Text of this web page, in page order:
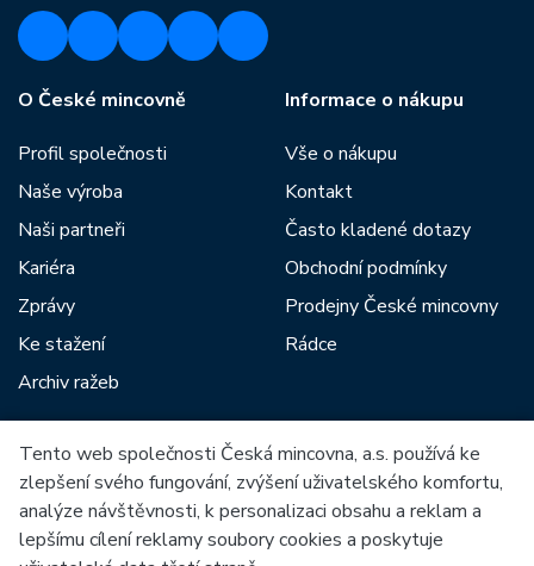
O České mincovně
Profil společnosti
Naše výroba
Naši partneři
Kariéra
Zprávy
Ke stažení
Archiv ražeb
Informace o nákupu
Vše o nákupu
Kontakt
Často kladené dotazy
Obchodní podmínky
Prodejny České mincovny
Rádce
Mezi naše partnery patří:
Tento web společnosti Česká mincovna, a.s. používá ke
zlepšení svého fungování, zvýšení uživatelského komfortu,
analýze návštěvnosti, k personalizaci obsahu a reklam a
lepšímu cílení reklamy soubory cookies a poskytuje